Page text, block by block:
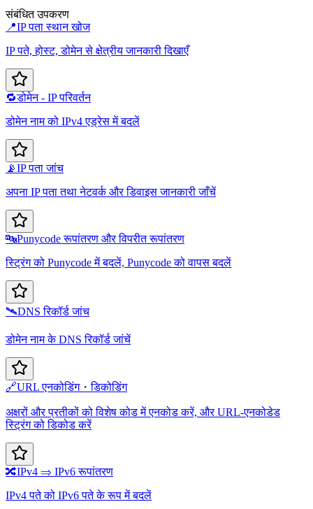
संबंधित उपकरण
📍IP पता स्थान खोज
IP पते, होस्ट, डोमेन से क्षेत्रीय जानकारी दिखाएँ
🔁डोमेन - IP परिवर्तन
डोमेन नाम को IPv4 एड्रेस में बदलें
📡IP पता जांच
अपना IP पता तथा नेटवर्क और डिवाइस जानकारी जाँचें
🔤Punycode रूपांतरण और विपरीत रूपांतरण
स्ट्रिंग को Punycode में बदलें, Punycode को वापस बदलें
🛰️DNS रिकॉर्ड जांच
डोमेन नाम के DNS रिकॉर्ड जांचें
🔗URL एनकोडिंग・डिकोडिंग
अक्षरों और प्रतीकों को विशेष कोड में एनकोड करें, और URL-एनकोडेड
स्ट्रिंग को डिकोड करें
🔀IPv4 ⇒ IPv6 रूपांतरण
IPv4 पते को IPv6 पते के रूप में बदलें